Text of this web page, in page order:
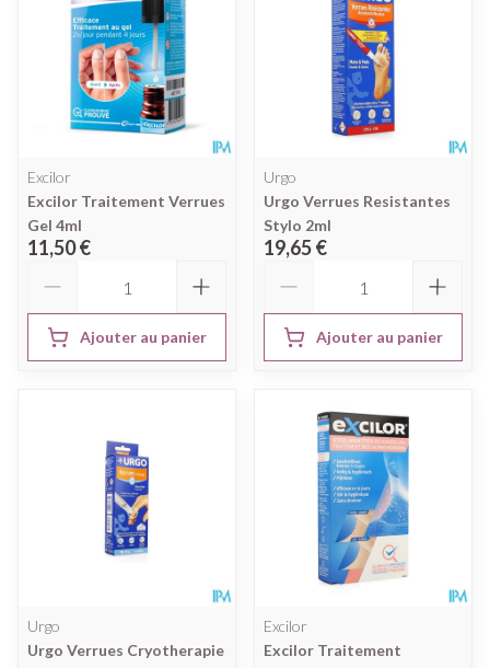
Excilor
Excilor Traitement Verrues
Gel 4ml
11,50 €
Ajouter au panier
Urgo
Urgo Verrues Resistantes
Stylo 2ml
19,65 €
Ajouter au panier
Urgo
Urgo Verrues Cryotherapie
Excilor
Excilor Traitement